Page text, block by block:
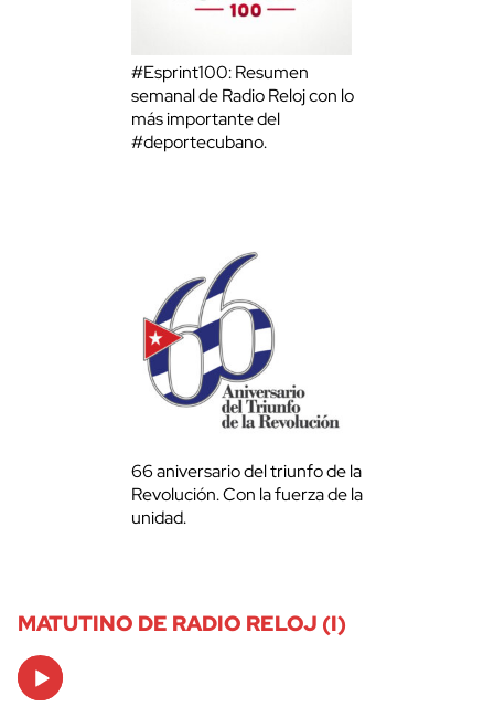
#Esprint100: Resumen
semanal de Radio Reloj con lo
más importante del
#deportecubano.
66 aniversario del triunfo de la
Revolución. Con la fuerza de la
unidad.
MATUTINO DE RADIO RELOJ (I)
Audio
Player